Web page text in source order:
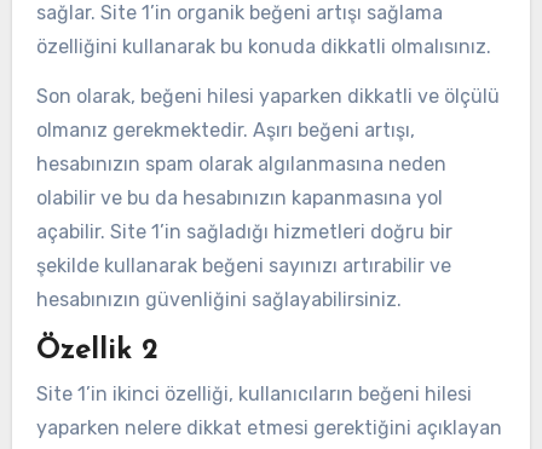
sağlar. Site 1’in organik beğeni artışı sağlama
özelliğini kullanarak bu konuda dikkatli olmalısınız.
Son olarak, beğeni hilesi yaparken dikkatli ve ölçülü
olmanız gerekmektedir. Aşırı beğeni artışı,
hesabınızın spam olarak algılanmasına neden
olabilir ve bu da hesabınızın kapanmasına yol
açabilir. Site 1’in sağladığı hizmetleri doğru bir
şekilde kullanarak beğeni sayınızı artırabilir ve
hesabınızın güvenliğini sağlayabilirsiniz.
Özellik 2
Site 1’in ikinci özelliği, kullanıcıların beğeni hilesi
yaparken nelere dikkat etmesi gerektiğini açıklayan